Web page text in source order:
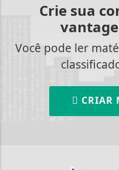
Crie sua
Você pode ler
CRIAR